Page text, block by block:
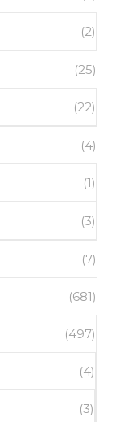
(2)
(25)
(22)
(4)
(1)
(3)
(7)
(681)
(497)
(4)
(3)